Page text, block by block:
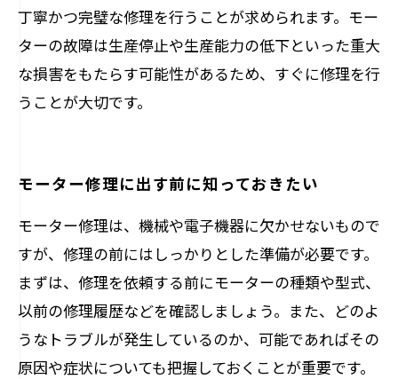
丁寧かつ完璧な修理を行うことが求められます。モー
ターの故障は生産停止や生産能力の低下といった重大
な損害をもたらす可能性があるため、すぐに修理を行
うことが大切です。
モーター修理に出す前に知っておきたい
モーター修理は、機械や電子機器に欠かせないもので
すが、修理の前にはしっかりとした準備が必要です。
まずは、修理を依頼する前にモーターの種類や型式、
以前の修理履歴などを確認しましょう。また、どのよ
うなトラブルが発生しているのか、可能であればその
原因や症状についても把握しておくことが重要です。